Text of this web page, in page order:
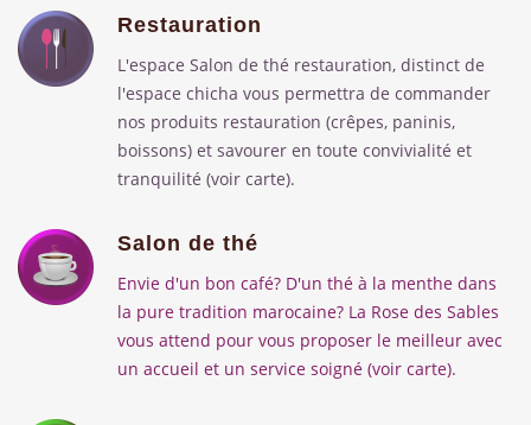
Restauration
L'espace Salon de thé restauration, distinct de
l'espace chicha vous permettra de commander
nos produits restauration (crêpes, paninis,
boissons) et savourer en toute convivialité et
tranquilité (voir carte).
Salon de thé
Envie d'un bon café? D'un thé à la menthe dans
la pure tradition marocaine? La Rose des Sables
vous attend pour vous proposer le meilleur avec
un accueil et un service soigné (voir carte).